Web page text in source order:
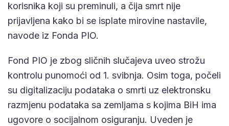
korisnika koji su preminuli, a čija smrt nije
prijavljena kako bi se isplate mirovine nastavile,
navode iz Fonda PIO.
Fond PIO je zbog sličnih slučajeva uveo strožu
kontrolu punomoći od 1. svibnja. Osim toga, počeli
su digitalizaciju podataka o smrti uz elektronsku
razmjenu podataka sa zemljama s kojima BiH ima
ugovore o socijalnom osiguranju. Uveden je